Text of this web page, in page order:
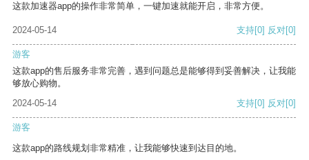
这款加速器app的操作非常简单，一键加速就能开启，非常方便。
2024-05-14 支持[0] 反对[0]
游客
这款app的售后服务非常完善，遇到问题总是能够得到妥善解决，让我能
够放心购物。
2024-05-14
支持[0] 反对[0]
游客
这款app的路线规划非常精准，让我能够快速到达目的地。